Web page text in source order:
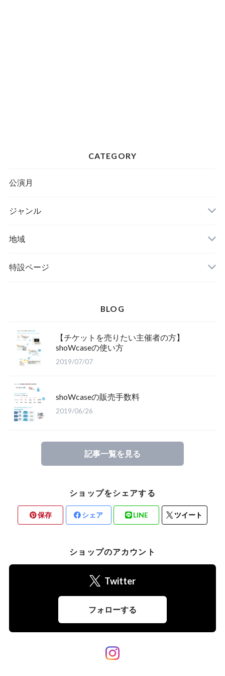
CATEGORY
公演月
ジャンル
クラシック
地域
関西
特設ページ
BLOG
【チケットを売りたい主催者の方】
shoWcaseの使い方
2019/07/07
shoWcaseの販売手数料
2019/06/26
記事一覧を見る
ショップをシェアする
保存 シェア LINE ツイート
ショップのアカウント
Twitter
フォローする